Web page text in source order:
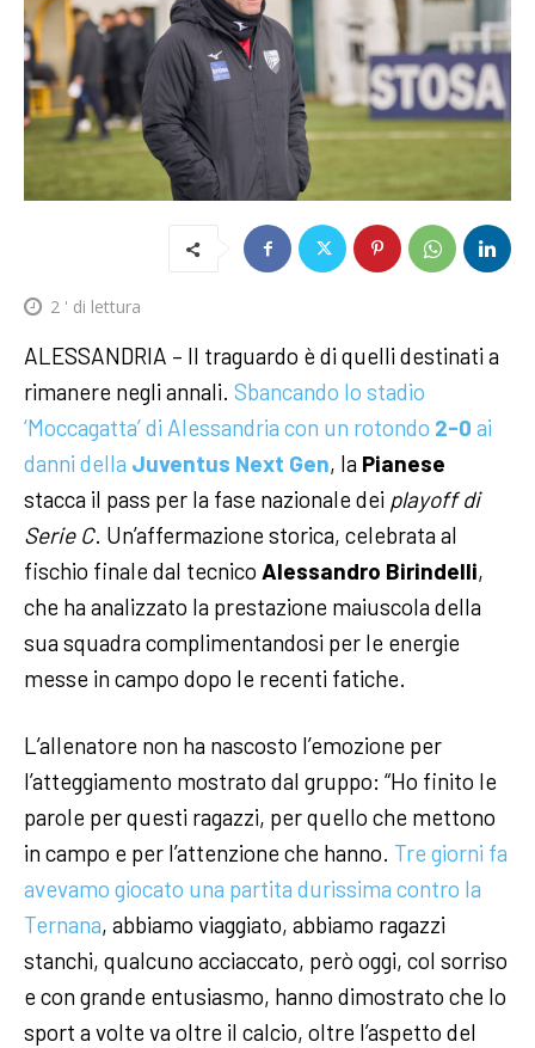
2 ' di lettura
ALESSANDRIA – Il traguardo è di quelli destinati a
rimanere negli annali. Sbancando lo stadio
‘Moccagatta’ di Alessandria con un rotondo 2-0 ai
danni della Juventus Next Gen, la Pianese
stacca il pass per la fase nazionale dei playoff di
Serie C. Un’affermazione storica, celebrata al
fischio finale dal tecnico Alessandro Birindelli,
che ha analizzato la prestazione maiuscola della
sua squadra complimentandosi per le energie
messe in campo dopo le recenti fatiche.
L’allenatore non ha nascosto l’emozione per
l’atteggiamento mostrato dal gruppo: “Ho finito le
parole per questi ragazzi, per quello che mettono
in campo e per l’attenzione che hanno. Tre giorni fa
avevamo giocato una partita durissima contro la
Ternana, abbiamo viaggiato, abbiamo ragazzi
stanchi, qualcuno acciaccato, però oggi, col sorriso
e con grande entusiasmo, hanno dimostrato che lo
sport a volte va oltre il calcio, oltre l’aspetto del